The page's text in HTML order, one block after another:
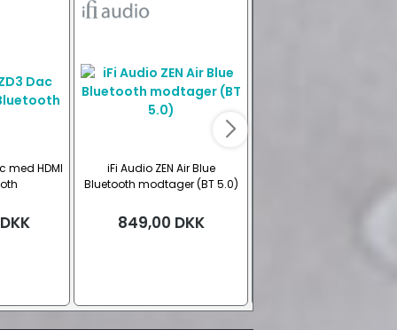
med HDMI
DKK
iFi Audio ZEN Air Blue
Bluetooth modtager (BT 5.0)
849,00 DKK